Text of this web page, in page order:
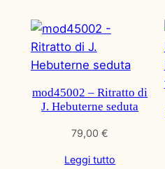
mod45002 – Ritratto di
J. Hebuterne seduta
79,00€
Leggi tutto